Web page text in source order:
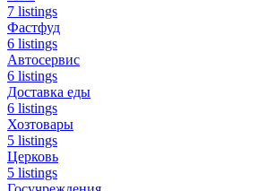
7 listings
Фастфуд
6 listings
Автосервис
6 listings
Доставка еды
6 listings
Хозтовары
5 listings
Церковь
5 listings